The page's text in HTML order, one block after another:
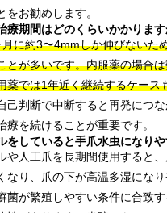
をお勧めします。
療期間はどのくらいかかります
に約3〜4mmしか伸びないた
とが多いです。内服薬の場合
薬では1年近く継続するケース
己判断で中断すると再発につ
療を続けることが重要です。
をしていると手爪水虫になり
や人工爪を長期間使用すると
なり、爪の下が高温多湿にな
菌が繁殖しやすい条件に合致